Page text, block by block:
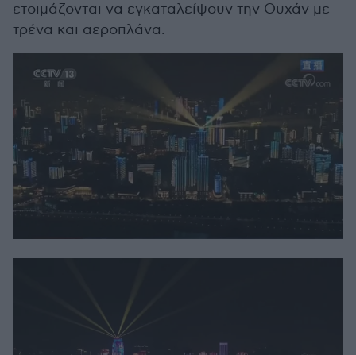
ετοιμάζονται να εγκαταλείψουν την Ουχάν με
τρένα και αεροπλάνα.